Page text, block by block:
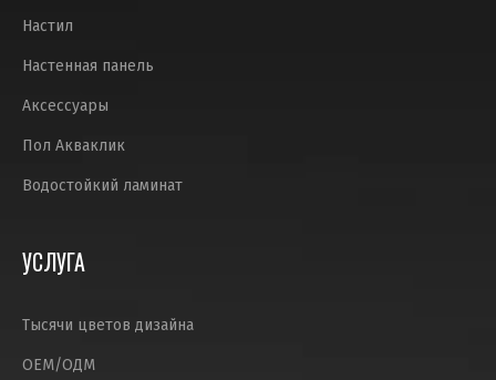
Настил
Настенная панель
Аксессуары
Пол Акваклик
Водостойкий ламинат
УСЛУГА
Тысячи цветов дизайна
ОЕМ/ОДМ